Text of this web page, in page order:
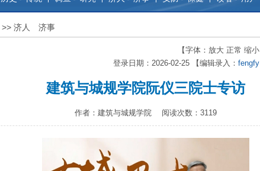
>> 济人 济事
【字体： 放大 正常 缩小
登录日期：2026-02-25 【编辑录入： fengfy
建筑与城规学院阮仪三院士专访
作者：建筑与城规学院 阅读次数：3119